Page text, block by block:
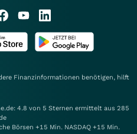
Finanzinformationen benötigen, hilft
4.8 von 5 Sternen ermittelt aus 285
Börsen +15 Min. NASDAQ +15 Min.